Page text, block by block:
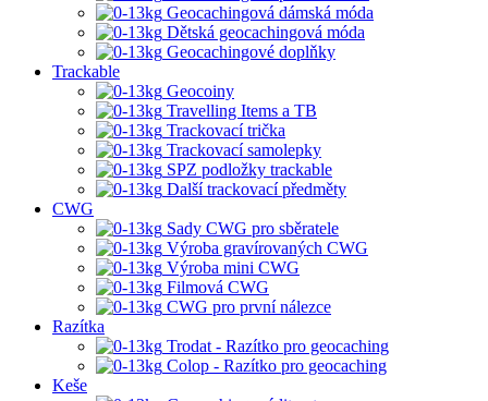
Geocachingová dámská móda
Dětská geocachingová móda
Geocachingové doplňky
Trackable
Geocoiny
Travelling Items a TB
Trackovací trička
Trackovací samolepky
SPZ podložky trackable
Další trackovací předměty
CWG
Sady CWG pro sběratele
Výroba gravírovaných CWG
Výroba mini CWG
Filmová CWG
CWG pro první nálezce
Razítka
Trodat - Razítko pro geocaching
Colop - Razítko pro geocaching
Keše